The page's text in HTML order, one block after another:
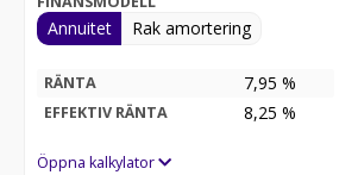
Annuitet Rak amortering
RÄNTA 7,95 %
EFFEKTIV RÄNTA 8,25 %
Öppna kalkylator